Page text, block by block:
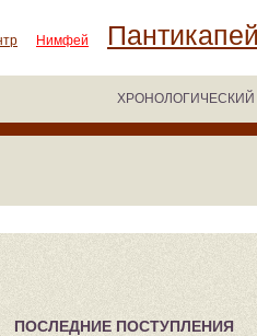
Нимфей Пантикапей
ПОСЛЕДНИЕ ПОСТУПЛЕНИЯ